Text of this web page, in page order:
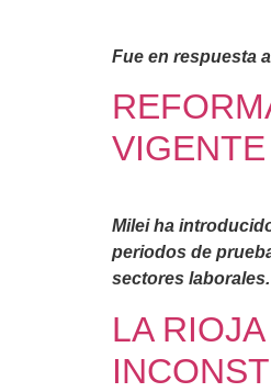
Fue en respuesta
VIGENTE
Milei ha
periodos de
sectores laborales.
LA